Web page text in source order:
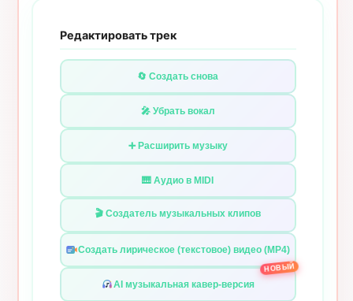
Редактировать трек
🔄 Создать снова
🎤 Убрать вокал
➕ Расширить музыку
🎹 Аудио в MIDI
🎬 Создатель музыкальных клипов
Создать лирическое (текстовое) видео (MP4)
AI музыкальная кавер-версия
НОВЫЙ